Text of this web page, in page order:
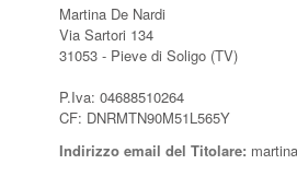
Martina De Nardi
Via Sartori 134
31053 - Pieve di Soligo (TV)
P.Iva: 04688510264
CF: DNRMTN90M51L565Y
Indirizzo email del Titolare: